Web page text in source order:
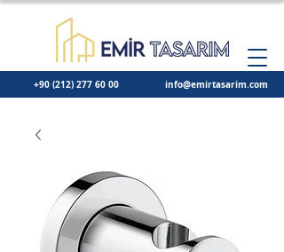
+90 (212) 277 60 00 info@emirtasarim.com